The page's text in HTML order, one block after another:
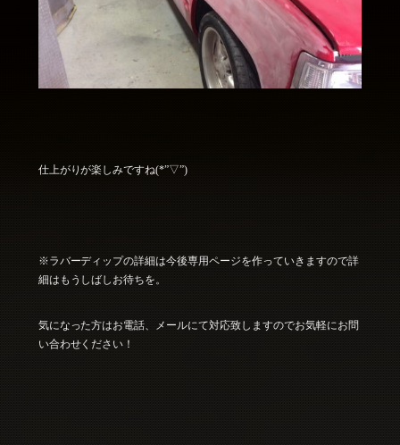
仕上がりが楽しみですね(*”▽”)
※ラバーディップの詳細は今後専用ページを作っていきますので詳
細はもうしばしお待ちを。
気になった方はお電話、メールにて対応致しますのでお気軽にお問
い合わせください！